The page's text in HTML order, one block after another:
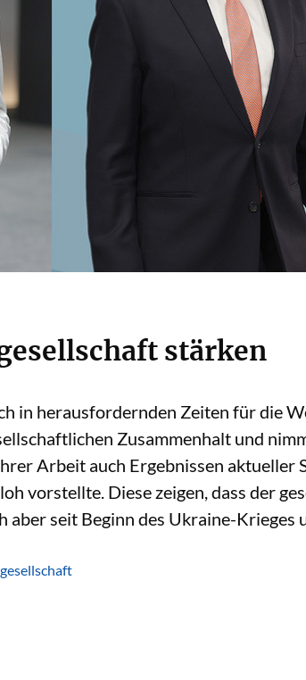
stärken
in herausfordernden Zeiten für die
Zusammenhalt und
Arbeit auch Ergebnissen aktueller
vorstellte. Diese zeigen, dass der
aber seit Beginn des Ukraine-Krieges